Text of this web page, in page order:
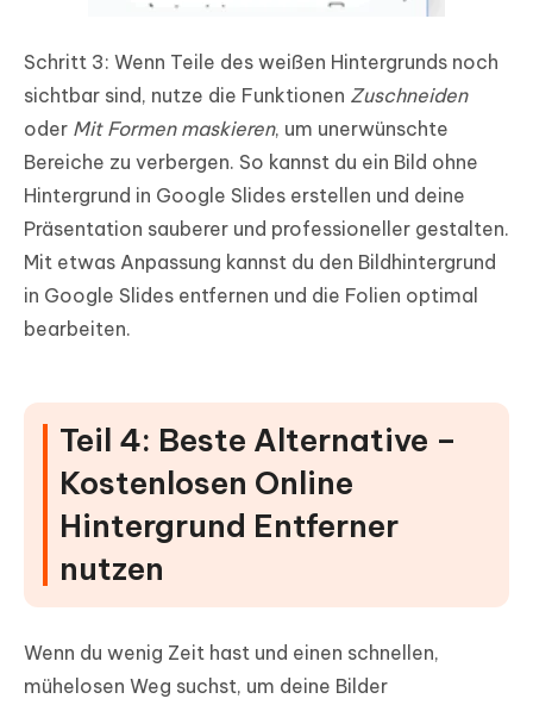
Schritt 3: Wenn Teile des weißen Hintergrunds noch
sichtbar sind, nutze die Funktionen Zuschneiden
oder Mit Formen maskieren, um unerwünschte
Bereiche zu verbergen. So kannst du ein Bild ohne
Hintergrund in Google Slides erstellen und deine
Präsentation sauberer und professioneller gestalten.
Mit etwas Anpassung kannst du den Bildhintergrund
in Google Slides entfernen und die Folien optimal
bearbeiten.
Teil 4: Beste Alternative –
Kostenlosen Online
Hintergrund Entferner
nutzen
Wenn du wenig Zeit hast und einen schnellen,
mühelosen Weg suchst, um deine Bilder